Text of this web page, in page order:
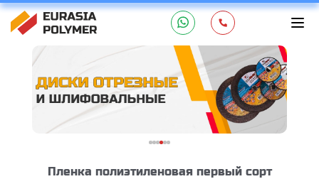
Пленка полиэтиленовая первый сорт